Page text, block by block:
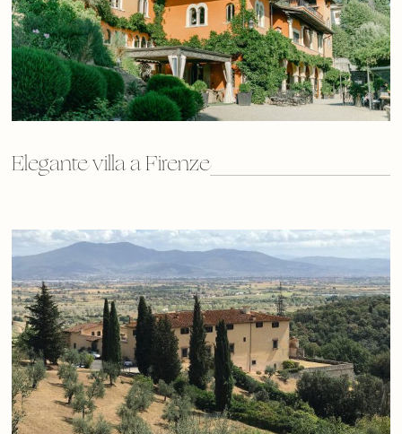
Elegante villa a Firenze